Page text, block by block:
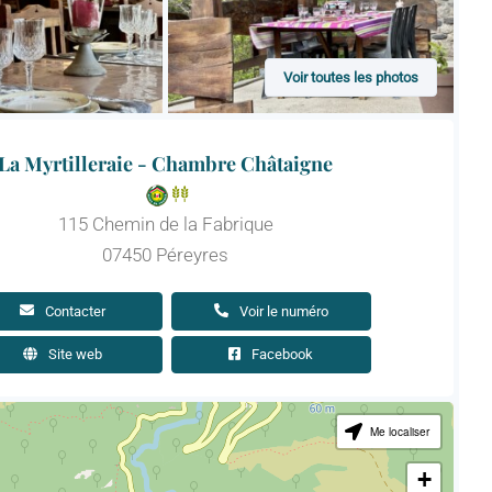
Voir toutes les photos
Myrtilleraie - Chambre Châtaigne
115 Chemin de la Fabrique
07450 Péreyres
Contacter Voir le numéro
Site web Facebook
Me localiser
+